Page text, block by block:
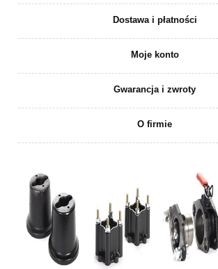
Dostawa i płatności
Moje konto
Gwarancja i zwroty
O firmie